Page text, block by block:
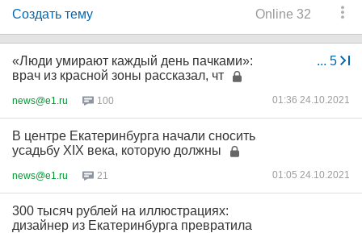
Online 32
Создать тему
... 5
«Люди умирают каждый день пачками»:
врач из красной зоны рассказал, чт
news@e1.ru 100 01:36 24.10.2021
В центре Екатеринбурга начали сносить
усадьбу XIX века, которую должны
news@e1.ru 21 01:05 24.10.2021
300 тысяч рублей на иллюстрациях:
дизайнер из Екатеринбурга превратила